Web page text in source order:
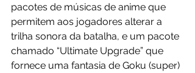
pacotes de músicas de anime que
permitem aos jogadores alterar a
trilha sonora da batalha, e um pacote
chamado “Ultimate Upgrade” que
fornece uma fantasia de Goku (super)